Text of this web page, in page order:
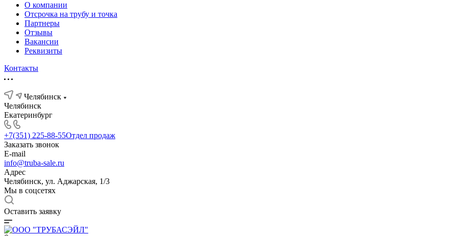
О компании
Отсрочка на трубу и точка
Партнеры
Отзывы
Вакансии
Реквизиты
Контакты
Челябинск
Челябинск
Екатеринбург
+7(351) 225-88-55Отдел продаж
Заказать звонок
E-mail
info@truba-sale.ru
Адрес
Челябинск, ул. Аджарская, 1/3
Мы в соцсетях
Оставить заявку